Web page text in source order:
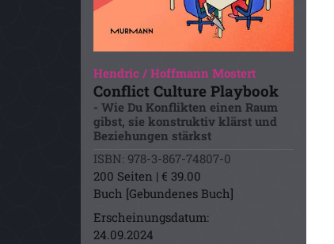
Hendric / Hoffmann Mostert
Conflict Culture Playbook
- Wie Du Konflikten einen Raum
gibst, sie konstruktiv klärst und
Beziehungen stärkst
ISBN: 978-3-867-74807-0
200 Seiten | € 39.00
Buch [Gebundenes Buch]
Erscheinungsdatum:
24.09.2024